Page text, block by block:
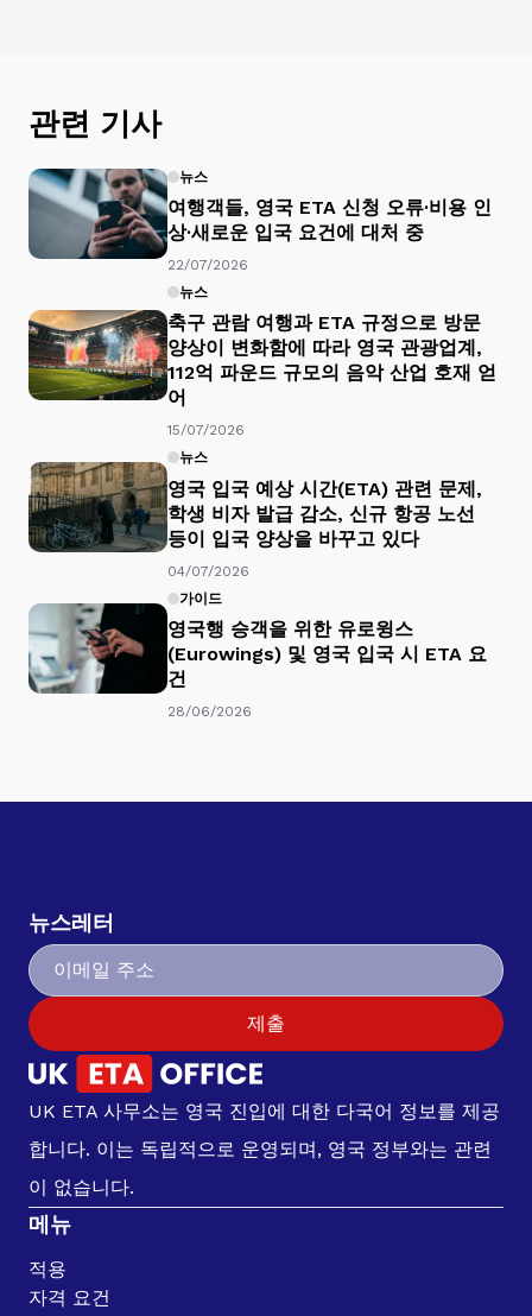
관련 기사
뉴스
여행객들, 영국 ETA 신청 오류·비용 인
상·새로운 입국 요건에 대처 중
22/07/2026
뉴스
축구 관람 여행과 ETA 규정으로 방문
양상이 변화함에 따라 영국 관광업계,
112억 파운드 규모의 음악 산업 호재 얻
어
15/07/2026
뉴스
영국 입국 예상 시간(ETA) 관련 문제,
학생 비자 발급 감소, 신규 항공 노선
등이 입국 양상을 바꾸고 있다
04/07/2026
가이드
영국행 승객을 위한 유로윙스
(Eurowings) 및 영국 입국 시 ETA 요
건
28/06/2026
뉴스레터
제출
UK ETA 사무소는 영국 진입에 대한 다국어 정보를 제공
합니다. 이는 독립적으로 운영되며, 영국 정부와는 관련
이 없습니다.
메뉴
적용
자격 요건